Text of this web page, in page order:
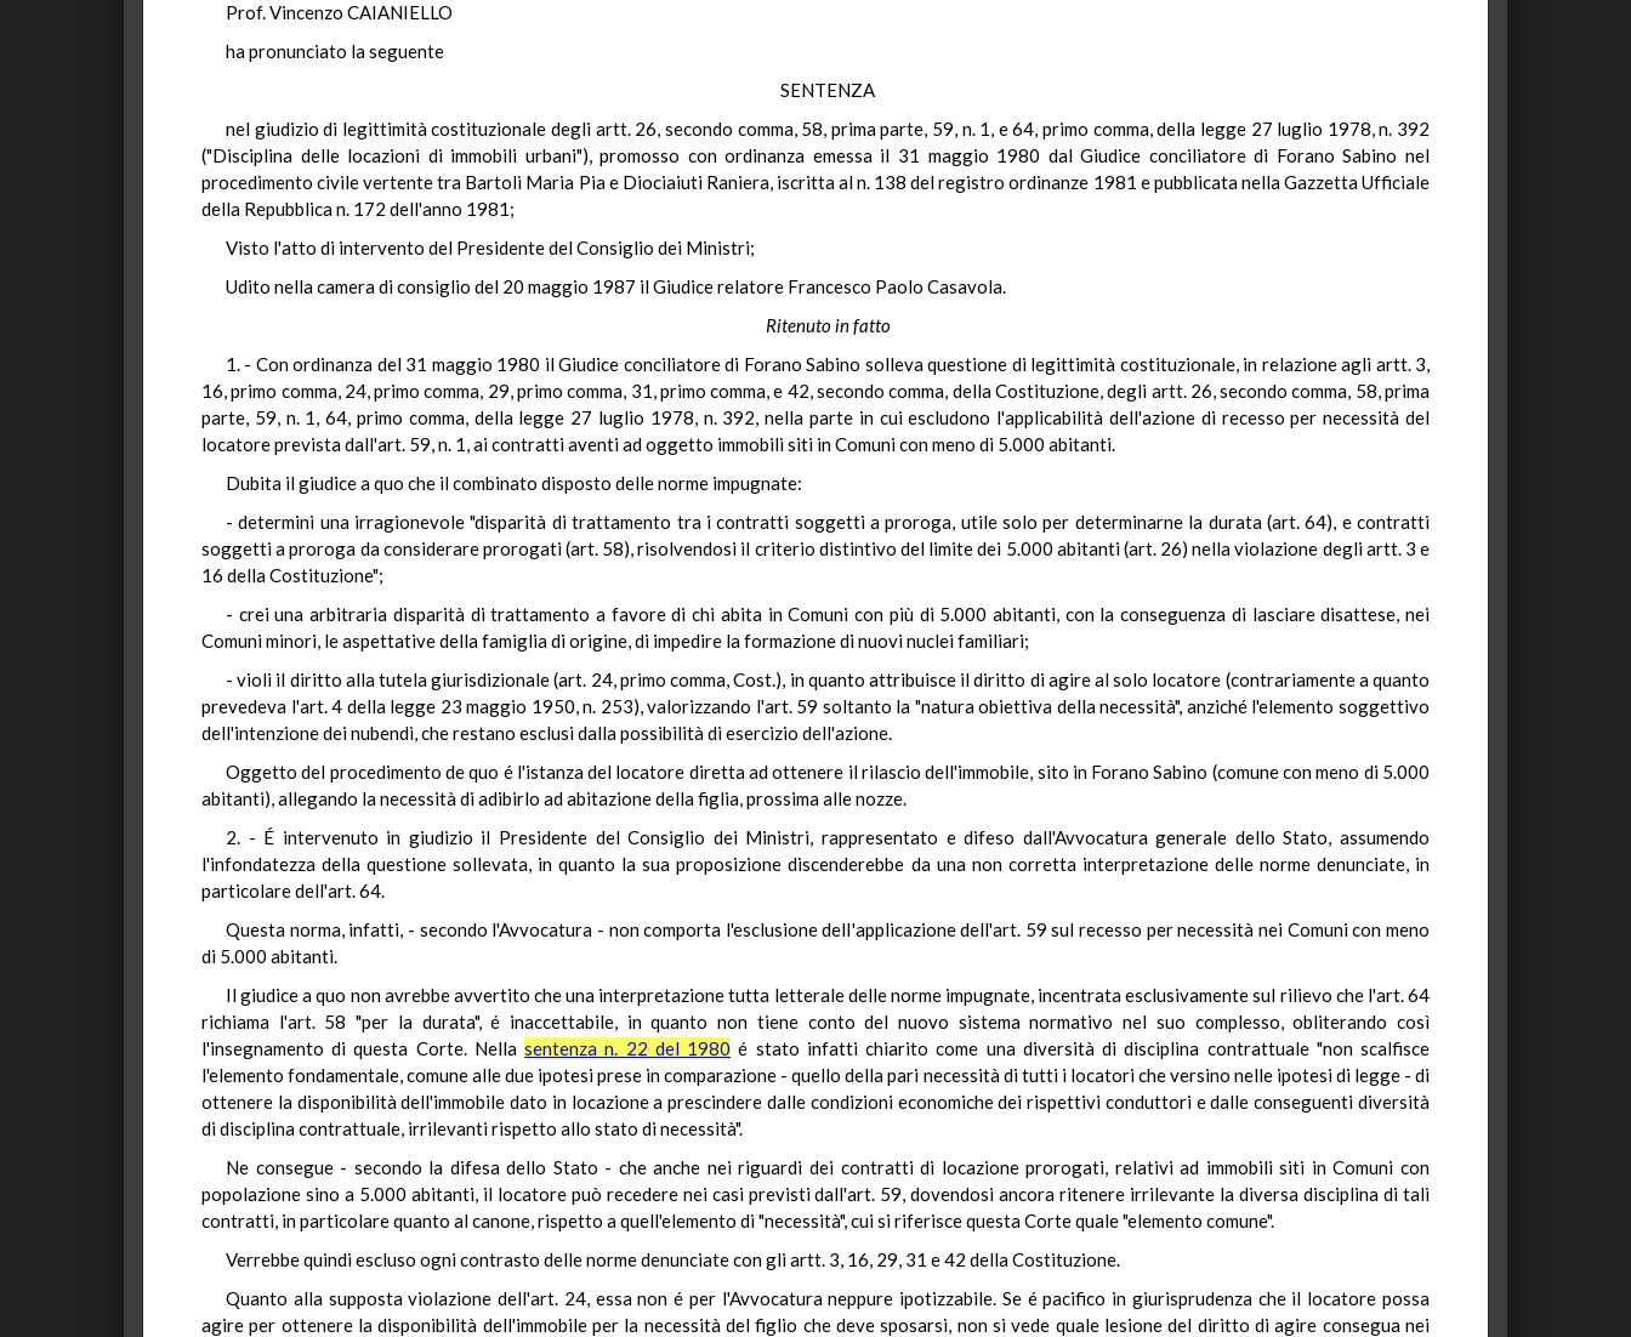
Prof. Vincenzo CAIANIELLO
ha pronunciato la seguente
SENTENZA
nel giudizio di legittimità costituzionale degli artt. 26, secondo comma, 58, prima parte, 59, n. 1, e 64, primo comma, della legge 27 luglio 1978, n. 392
("Disciplina delle locazioni di immobili urbani"), promosso con ordinanza emessa il 31 maggio 1980 dal Giudice conciliatore di Forano Sabino nel
procedimento civile vertente tra Bartoli Maria Pia e Diociaiuti Raniera, iscritta al n. 138 del registro ordinanze 1981 e pubblicata nella Gazzetta Ufficiale
della Repubblica n. 172 dell'anno 1981;
Visto l'atto di intervento del Presidente del Consiglio dei Ministri;
Udito nella camera di consiglio del 20 maggio 1987 il Giudice relatore Francesco Paolo Casavola.
Ritenuto in fatto
1. - Con ordinanza del 31 maggio 1980 il Giudice conciliatore di Forano Sabino solleva questione di legittimità costituzionale, in relazione agli artt. 3,
16, primo comma, 24, primo comma, 29, primo comma, 31, primo comma, e 42, secondo comma, della Costituzione, degli artt. 26, secondo comma, 58, prima
parte, 59, n. 1, 64, primo comma, della legge 27 luglio 1978, n. 392, nella parte in cui escludono l'applicabilità dell'azione di recesso per necessità del
locatore prevista dall'art. 59, n. 1, ai contratti aventi ad oggetto immobili siti in Comuni con meno di 5.000 abitanti.
Dubita il giudice a quo che il combinato disposto delle norme impugnate:
- determini una irragionevole "disparità di trattamento tra i contratti soggetti a proroga, utile solo per determinarne la durata (art. 64), e contratti
soggetti a proroga da considerare prorogati (art. 58), risolvendosi il criterio distintivo del limite dei 5.000 abitanti (art. 26) nella violazione degli artt. 3 e
16 della Costituzione";
- crei una arbitraria disparità di trattamento a favore di chi abita in Comuni con più di 5.000 abitanti, con la conseguenza di lasciare disattese, nei
Comuni minori, le aspettative della famiglia di origine, di impedire la formazione di nuovi nuclei familiari;
- violi il diritto alla tutela giurisdizionale (art. 24, primo comma, Cost.), in quanto attribuisce il diritto di agire al solo locatore (contrariamente a quanto
prevedeva l'art. 4 della legge 23 maggio 1950, n. 253), valorizzando l'art. 59 soltanto la "natura obiettiva della necessità", anziché l'elemento soggettivo
dell'intenzione dei nubendi, che restano esclusi dalla possibilità di esercizio dell'azione.
Oggetto del procedimento de quo é l'istanza del locatore diretta ad ottenere il rilascio dell'immobile, sito in Forano Sabino (comune con meno di 5.000
abitanti), allegando la necessità di adibirlo ad abitazione della figlia, prossima alle nozze.
2. - É intervenuto in giudizio il Presidente del Consiglio dei Ministri, rappresentato e difeso dall'Avvocatura generale dello Stato, assumendo
l'infondatezza della questione sollevata, in quanto la sua proposizione discenderebbe da una non corretta interpretazione delle norme denunciate, in
particolare dell'art. 64.
Questa norma, infatti, - secondo l'Avvocatura - non comporta l'esclusione dell'applicazione dell'art. 59 sul recesso per necessità nei Comuni con meno
di 5.000 abitanti.
Il giudice a quo non avrebbe avvertito che una interpretazione tutta letterale delle norme impugnate, incentrata esclusivamente sul rilievo che l'art. 64
richiama l'art. 58 "per la durata", é inaccettabile, in quanto non tiene conto del nuovo sistema normativo nel suo complesso, obliterando così
l'insegnamento di questa Corte. Nellasentenza n. 22 del 1980 é stato infatti chiarito come una diversità di disciplina contrattuale "non scalfisce
l'elemento fondamentale, comune alle due ipotesi prese in comparazione - quello della pari necessità di tutti i locatori che versino nelle ipotesi di legge - di
ottenere la disponibilità dell'immobile dato in locazione a prescindere dalle condizioni economiche dei rispettivi conduttori e dalle conseguenti diversità
di disciplina contrattuale, irrilevanti rispetto allo stato di necessità".
Ne consegue - secondo la difesa dello Stato - che anche nei riguardi dei contratti di locazione prorogati, relativi ad immobili siti in Comuni con
popolazione sino a 5.000 abitanti, il locatore può recedere nei casi previsti dall'art. 59, dovendosi ancora ritenere irrilevante la diversa disciplina di tali
contratti, in particolare quanto al canone, rispetto a quell'elemento di "necessità", cui si riferisce questa Corte quale "elemento comune".
Verrebbe quindi escluso ogni contrasto delle norme denunciate con gli artt. 3, 16, 29, 31 e 42 della Costituzione.
Quanto alla supposta violazione dell'art. 24, essa non é per l'Avvocatura neppure ipotizzabile. Se é pacifico in giurisprudenza che il locatore possa
agire per ottenere la disponibilità dell'immobile per la necessità del figlio che deve sposarsi, non si vede quale lesione del diritto di agire consegua nei